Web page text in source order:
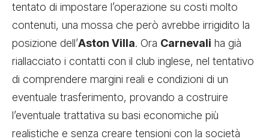
tentato di impostare l’operazione su costi molto
contenuti, una mossa che però avrebbe irrigidito la
posizione dell’Aston Villa. Ora Carnevali ha già
riallacciato i contatti con il club inglese, nel tentativo
di comprendere margini reali e condizioni di un
eventuale trasferimento, provando a costruire
l’eventuale trattativa su basi economiche più
realistiche e senza creare tensioni con la società